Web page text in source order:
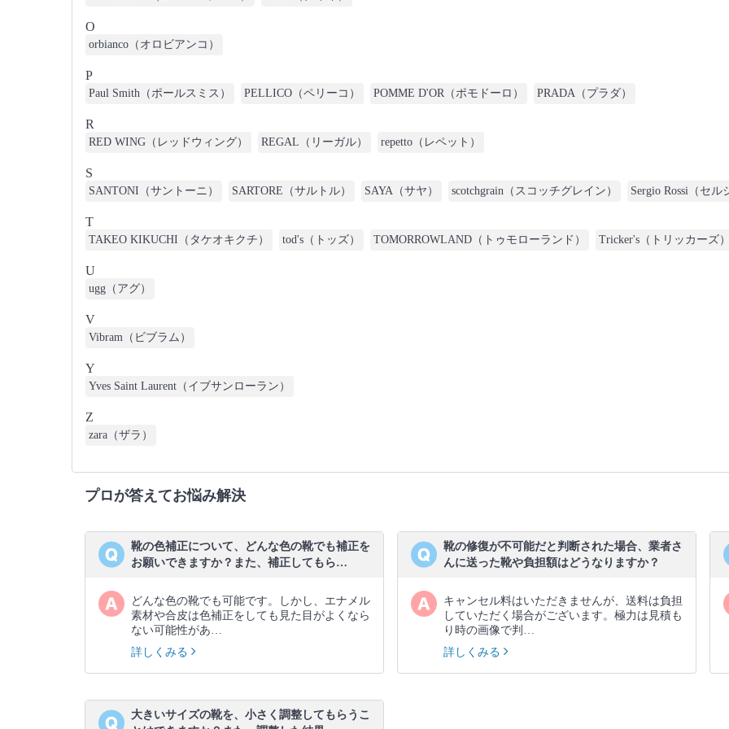
O
orbianco（オロビアンコ）
P
Paul Smith（ポールスミス） PELLICO（ペリーコ） POMME D'OR（ポモドーロ） PRADA（プラダ）
R
RED WING（レッドウィング） REGAL（リーガル） repetto（レペット）
S
SANTONI（サントーニ） SARTORE（サルトル） SAYA（サヤ） scotchgrain（スコッチグレイン） Sergio Rossi（セル
T
TAKEO KIKUCHI（タケオキクチ） tod's（トッズ） TOMORROWLAND（トゥモローランド） Tricker's（トリッカーズ）
U
ugg（アグ）
V
Vibram（ビブラム）
Y
Yves Saint Laurent（イブサンローラン）
Z
zara（ザラ）
プロが答えてお悩み解決
靴の色補正について、どんな色の靴でも補正を
お願いできますか？また、補正してもら…
どんな色の靴でも可能です。しかし、エナメル
素材や合皮は色補正をしても見た目がよくなら
ない可能性があ…
詳しくみる
靴の修復が不可能だと判断された場合、業者さ
んに送った靴や負担額はどうなりますか？
キャンセル料はいただきませんが、送料は負担
していただく場合がございます。極力は見積も
り時の画像で判…
詳しくみる
大きいサイズの靴を、小さく調整してもらうこ